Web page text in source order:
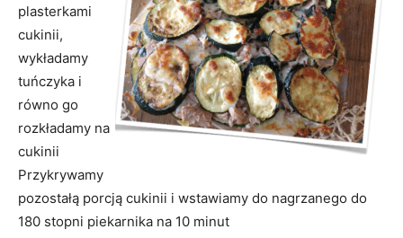
plasterkami
cukinii,
wykładamy
tuńczyka i
równo go
rozkładamy na
cukinii
Przykrywamy
pozostałą porcją cukinii i wstawiamy do nagrzanego do
180 stopni piekarnika na 10 minut